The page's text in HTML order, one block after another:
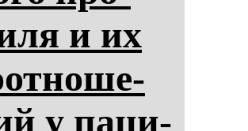
и их
у па­ци­